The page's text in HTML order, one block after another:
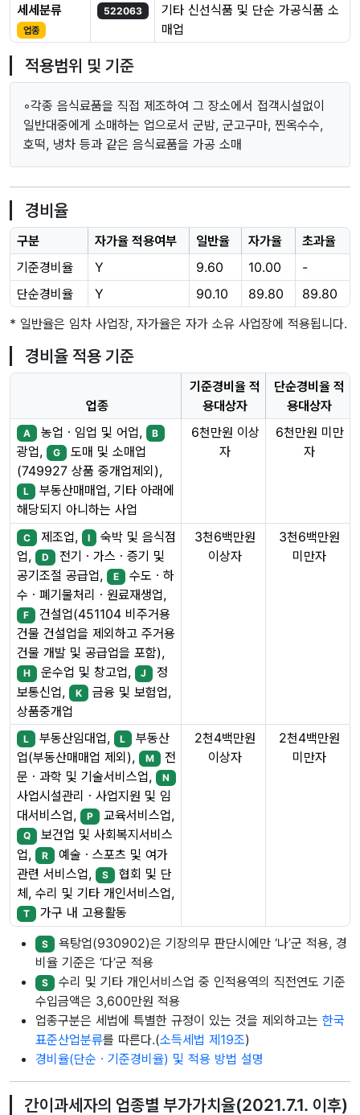
세세분류
업종
522063
기타 신선식품 및 단순 가공식품 소
매업
적용범위 및 기준
◦각종 음식료품을 직접 제조하여 그 장소에서 접객시설없이
일반대중에게 소매하는 업으로서 군밤, 군고구마, 찐옥수수,
호떡, 냉차 등과 같은 음식료품을 가공 소매
경비율
구분 자가율 적용여부 일반율 자가율
초과율
기준경비율
Y 9.60 10.00
-
단순경비율
Y 90.10 89.80
89.80
* 일반율은 임차 사업장, 자가율은 자가 소유 사업장에 적용됩니다.
경비율 적용 기준
업종
기준경비율 적
용대상자
단순경비율 적
용대상자
A 농업ㆍ임업 및 어업, B
광업, G 도매 및 소매업
(749927 상품 중개업제외),
L 부동산매매업, 기타 아래에
해당되지 아니하는 사업
6천만원 이상
자
6천만원 미만
자
C 제조업, I
숙박 및 음식점
업,
D 전기ㆍ가스ㆍ증기 및
공기조절 공급업,
E 수도ㆍ하
수ㆍ폐기물처리ㆍ원료재생업,
F 건설업(451104 비주거용
건물 건설업을 제외하고 주거용
건물 개발 및 공급업을 포함),
H 운수업 및 창고업, J
정
보통신업,
K 금융 및 보험업,
상품중개업
3천6백만원
이상자
3천6백만원
미만자
L 부동산임대업, L
부동산
업(부동산매매업 제외),
M 전
문ㆍ과학 및 기술서비스업,
N
사업시설관리ㆍ사업지원 및 임
대서비스업,
P 교육서비스업,
Q 보건업 및 사회복지서비스
업,
R 예술ㆍ스포츠 및 여가
관련 서비스업,
S 협회 및 단
체, 수리 및 기타 개인서비스업,
T 가구 내 고용활동
2천4백만원
이상자
2천4백만원
미만자
S 욕탕업(930902)은 기장의무 판단시에만 ‘나’군 적용, 경
비율 기준은 ‘다’군 적용
S 수리 및 기타 개인서비스업 중 인적용역의 직전연도 기준
수입금액은 3,600만원 적용
업종구분은 세법에 특별한 규정이 있는 것을 제외하고는 한국
표준산업분류를 따른다.(소득세법 제19조)
경비율(단순ㆍ기준경비율) 및 적용 방법 설명
간이과세자의 업종별 부가가치율(2021.7.1. 이후)